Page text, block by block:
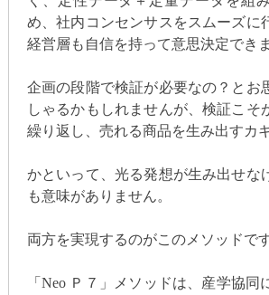
め、社内コンセンサスをスムーズに
経営層も自信を持って意思決定できま
企画の段階で検証が必要なの？とお
しゃるかもしれませんが、検証こそ
繰り返し、売れる商品を生み出すカ
かといって、光る発想が生み出せな
も意味がありません。
両方を実現するのがこのメソッドです
「Neo Ｐ７」メソッドは、産学協同